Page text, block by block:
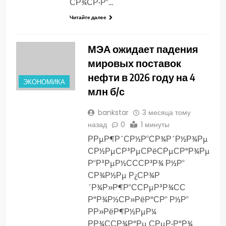
СР¾СР·Р°…
Читайте далее
ЭКОНОМИКА
МЭА ожидает падения
мировых поставок
нефти в 2026 году на 4
млн б/с
bankstar
3 месяца тому
назад
0 1 минуты
РРµР¶Р´СР½Р°СР¾Р´Р½Р¾Рµ
СР½РµСР³РµСРёСРµСРºР¾Рµ
Р°Р³РµР½СССР²Р¾ Р½Р°
СР¾Р½Рµ Р¿СР¾Р
´Р¾Р»Р¶Р°ССРµР³Р¾СС
РºР¾Р½СР»РёРºСР° Р½Р°
РР»РёР¶Р½РµР¼
РР¾ССР¾РºРµ СРµР·РºР¾